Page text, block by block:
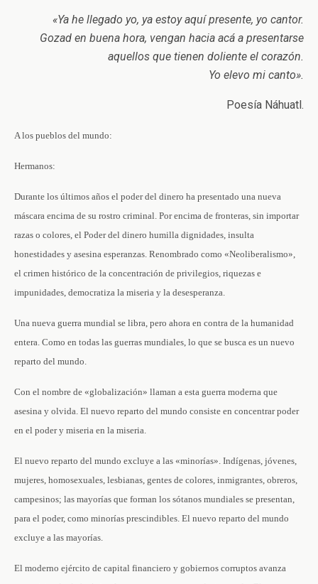
«Ya he llegado yo, ya estoy aquí presente, yo cantor.
Gozad en buena hora, vengan hacia acá a presentarse
aquellos que tienen doliente el corazón.
Yo elevo mi canto».
Poesía Náhuatl.
A los pueblos del mundo:
Hermanos:
Durante los últimos años el poder del dinero ha presentado una nueva
máscara encima de su rostro criminal. Por encima de fronteras, sin importar
razas o colores, el Poder del dinero humilla dignidades, insulta
honestidades y asesina esperanzas. Renombrado como «Neoliberalismo»,
el crimen histórico de la concentración de privilegios, riquezas e
impunidades, democratiza la miseria y la desesperanza.
Una nueva guerra mundial se libra, pero ahora en contra de la humanidad
entera. Como en todas las guerras mundiales, lo que se busca es un nuevo
reparto del mundo.
Con el nombre de «globalización» llaman a esta guerra moderna que
asesina y olvida. El nuevo reparto del mundo consiste en concentrar poder
en el poder y miseria en la miseria.
El nuevo reparto del mundo excluye a las «minorías». Indígenas, jóvenes,
mujeres, homosexuales, lesbianas, gentes de colores, inmigrantes, obreros,
campesinos; las mayorías que forman los sótanos mundiales se presentan,
para el poder, como minorías prescindibles. El nuevo reparto del mundo
excluye a las mayorías.
El moderno ejército de capital financiero y gobiernos corruptos avanza